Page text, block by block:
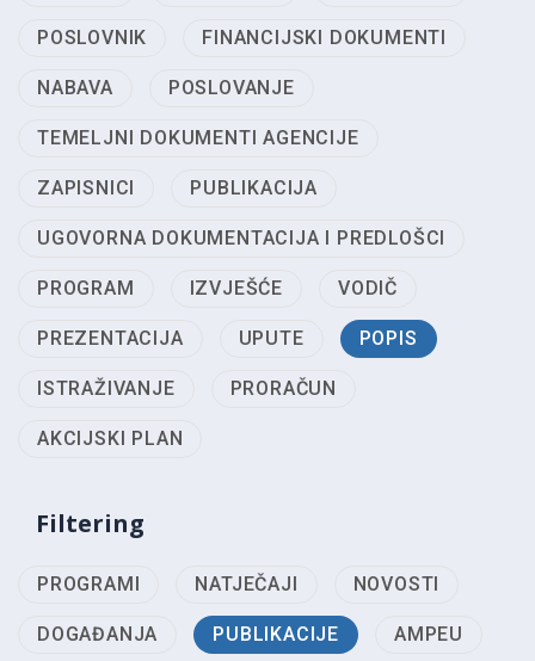
POSLOVNIK FINANCIJSKI DOKUMENTI
NABAVA POSLOVANJE
TEMELJNI DOKUMENTI AGENCIJE
ZAPISNICI PUBLIKACIJA
UGOVORNA DOKUMENTACIJA I PREDLOŠCI
PROGRAM IZVJEŠĆE VODIČ
PREZENTACIJA UPUTE POPIS
ISTRAŽIVANJE PRORAČUN
AKCIJSKI PLAN
Filtering
PROGRAMI NATJEČAJI NOVOSTI
DOGAĐANJA PUBLIKACIJE AMPEU